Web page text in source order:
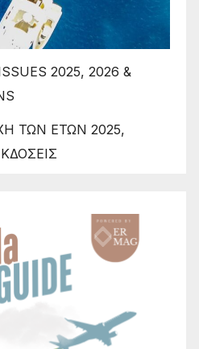
2025, 2026 &
ΤΩΝ ΕΤΩΝ 2025,